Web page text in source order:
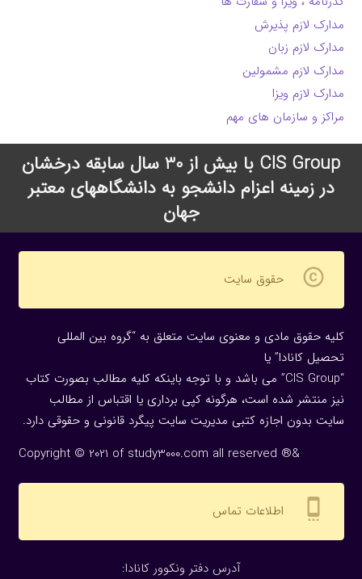
مدارک لازم پذیرش
مدارک لازم زبان
مدارک لازم مشمولین
مدارک لازم ویزا
مراکز و سازمان های مهم
CIS Group با بیش از 30 سال سابقه درخشان
در زمینه اعزام دانشجو به دانشگاههای معتبر
جهان
copyright حقوق سایت
کلیه حقوق مادی و معنوی سایت متعلق به “گروه بین المللی
تحصیل کانادا” یا
“CIS Group” می باشد و با توجه باینکه کلیه مطالب بصورت کتاب
نیز منتشر شده است، هرگونه كپی برداری یا اقتباس از مطالب
سایت بدون اجازه كتبی مدیریت سایت پیگرد قانونی و حقوقی دارد.
Copyright © 2021 of study3000.com all reserved ®&
settings_cell اطلاعات تماس
:آدرس دفتر ونکوور کانادا